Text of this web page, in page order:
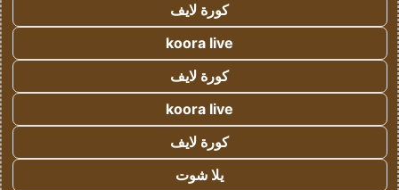
كورة لايف
koora live
كورة لايف
koora live
كورة لايف
يلا شوت